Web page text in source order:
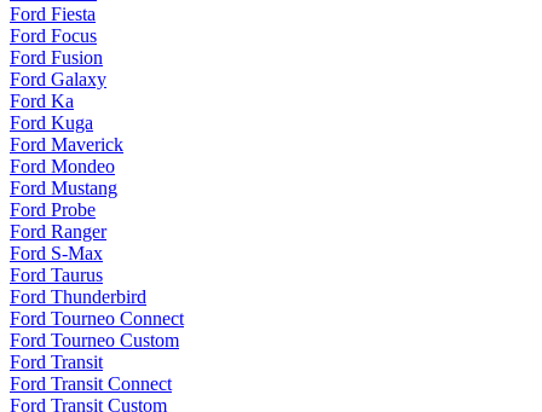
Ford Fiesta
Ford Focus
Ford Fusion
Ford Galaxy
Ford Ka
Ford Kuga
Ford Maverick
Ford Mondeo
Ford Mustang
Ford Probe
Ford Ranger
Ford S-Max
Ford Taurus
Ford Thunderbird
Ford Tourneo Connect
Ford Tourneo Custom
Ford Transit
Ford Transit Connect
Ford Transit Custom